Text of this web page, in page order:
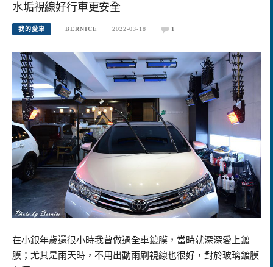
水垢視線好行車更安全
我的愛車 BERNICE 2022-03-18 1
在小銀年歲還很小時我曾做過全車鍍膜，當時就深深愛上鍍
膜；尤其是雨天時，不用出動雨刷視線也很好，對於玻璃鍍膜